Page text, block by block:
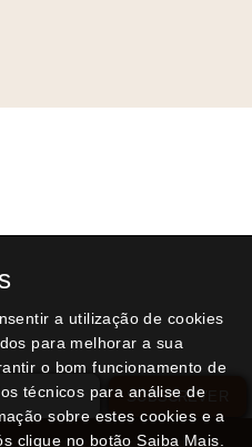
para lhe oferecer!
SUBSCREVER
a utilização de cookies
para melhorar a sua
o bom funcionamento de
técnicos para análise de
sobre estes cookies e a
clique no botão Saiba Mais.